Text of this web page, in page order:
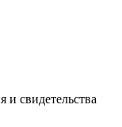
свидетельства